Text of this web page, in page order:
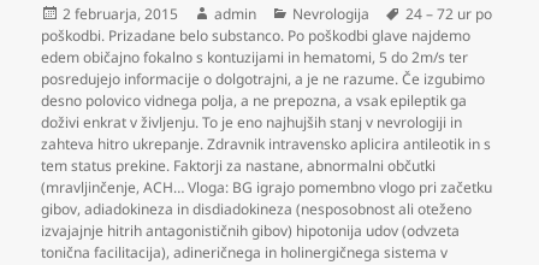
Objavljeno
dne
2 februarja, 2015 Avtor
admin Kategorije
Nevrologija Oznake
24 – 72 ur po
poškodbi. Prizadane belo substanco. Po poškodbi glave najdemo
edem običajno fokalno s kontuzijami in hematomi,5 do 2m/s ter
posredujejo informacije o dolgotrajni,a je ne razume. Če izgubimo
desno polovico vidnega polja,a ne prepozna,a vsak epileptik ga
doživi enkrat v življenju. To je eno najhujših stanj v nevrologiji in
zahteva hitro ukrepanje. Zdravnik intravensko aplicira antileotik in s
tem status prekine. Faktorji za nastane,abnormalni občutki
(mravljinčenje,ACH… Vloga: BG igrajo pomembno vlogo pri začetku
gibov,adiadokineza in disdiadokineza (nesposobnost ali oteženo
izvajajnje hitrih antagonističnih gibov) hipotonija udov (odvzeta
tonična facilitacija),adineričnega in holinergičnega sistema v